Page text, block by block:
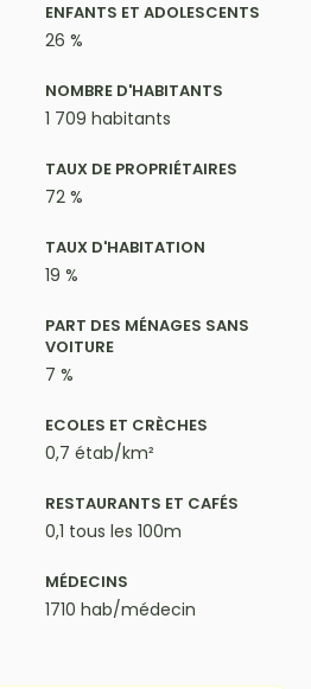
ENFANTS ET ADOLESCENTS
26 %
NOMBRE D'HABITANTS
1 709 habitants
TAUX DE PROPRIÉTAIRES
72 %
TAUX D'HABITATION
19 %
PART DES MÉNAGES SANS
VOITURE
7 %
ECOLES ET CRÈCHES
0,7 étab/km²
RESTAURANTS ET CAFÉS
0,1 tous les 100m
MÉDECINS
1710 hab/médecin